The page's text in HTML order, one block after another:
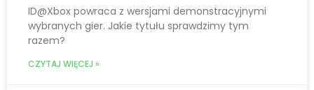
ID@Xbox powraca z wersjami demonstracyjnymi
wybranych gier. Jakie tytułu sprawdzimy tym
razem?
CZYTAJ WIĘCEJ »